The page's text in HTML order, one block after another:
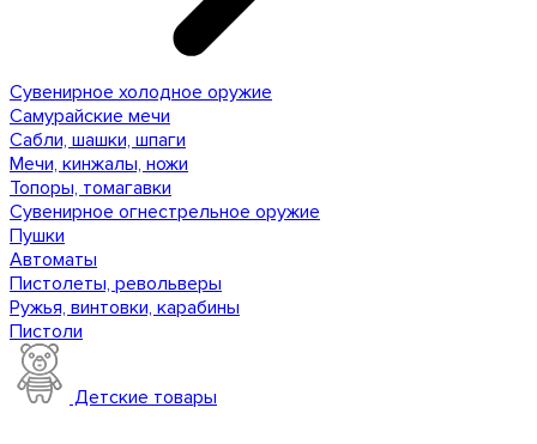
Сувенирное холодное оружие
Самурайские мечи
Сабли, шашки, шпаги
Мечи, кинжалы, ножи
Топоры, томагавки
Сувенирное огнестрельное оружие
Пушки
Автоматы
Пистолеты, револьверы
Ружья, винтовки, карабины
Пистоли
Детские товары